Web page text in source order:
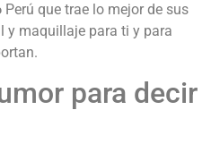
Perú que trae lo mejor de sus
y maquillaje para ti y para
para decir